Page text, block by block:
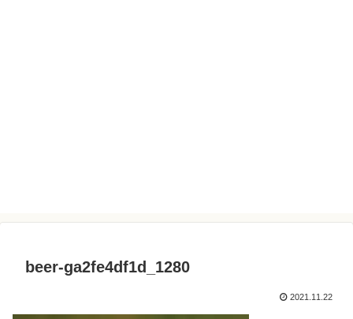
beer-ga2fe4df1d_1280
2021.11.22